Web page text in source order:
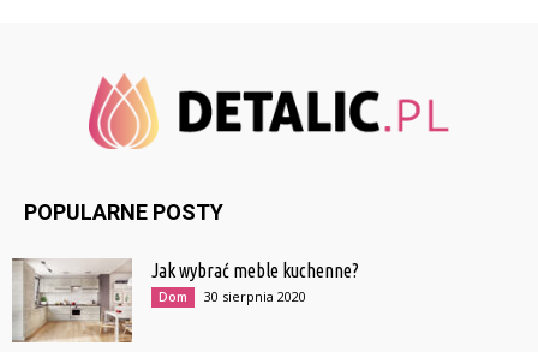
POPULARNE POSTY
Jak wybrać meble kuchenne?
Dom 30 sierpnia 2020